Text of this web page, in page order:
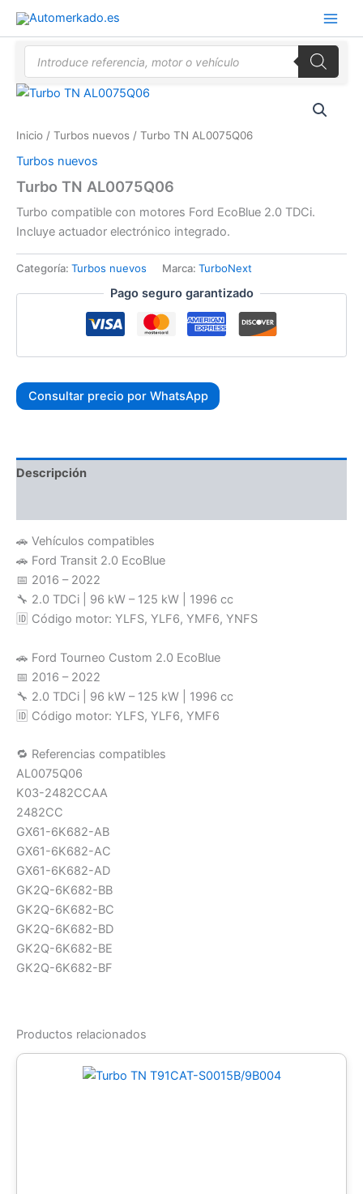
contenido
Búsqueda
productos
Inicio / Turbos nuevos / Turbo TN AL0075Q06
Turbos nuevos
Turbo TN AL0075Q06
Turbo compatible con motores Ford EcoBlue 2.0 TDCi.
Incluye actuador electrónico integrado.
Categoría: Turbos nuevos Marca: TurboNext
Pago seguro garantizado
Consultar precio por WhatsApp
Descripción
🚗 Vehículos compatibles
🚗 Ford Transit 2.0 EcoBlue
📅 2016 – 2022
🔧 2.0 TDCi | 96 kW – 125 kW | 1996 cc
🆔 Código motor: YLFS, YLF6, YMF6, YNFS
🚗 Ford Tourneo Custom 2.0 EcoBlue
📅 2016 – 2022
🔧 2.0 TDCi | 96 kW – 125 kW | 1996 cc
🆔 Código motor: YLFS, YLF6, YMF6
🔁 Referencias compatibles
AL0075Q06
K03-2482CCAA
2482CC
GX61-6K682-AB
GX61-6K682-AC
GX61-6K682-AD
GK2Q-6K682-BB
GK2Q-6K682-BC
GK2Q-6K682-BD
GK2Q-6K682-BE
GK2Q-6K682-BF
Productos relacionados